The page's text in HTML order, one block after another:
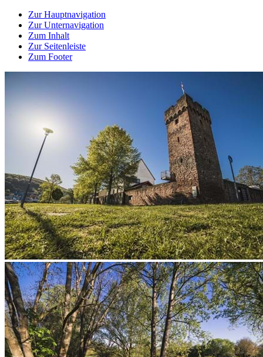
Zur Hauptnavigation
Zur Unternavigation
Zum Inhalt
Zur Seitenleiste
Zum Footer